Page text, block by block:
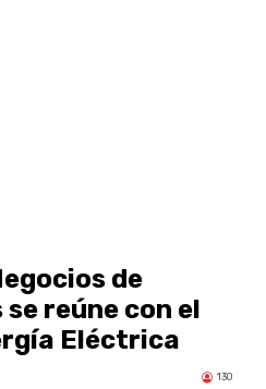
de
reúne con el
Eléctrica
130